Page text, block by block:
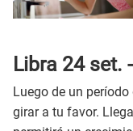
Libra 24 set.
Luego de un
girar a tu favor.